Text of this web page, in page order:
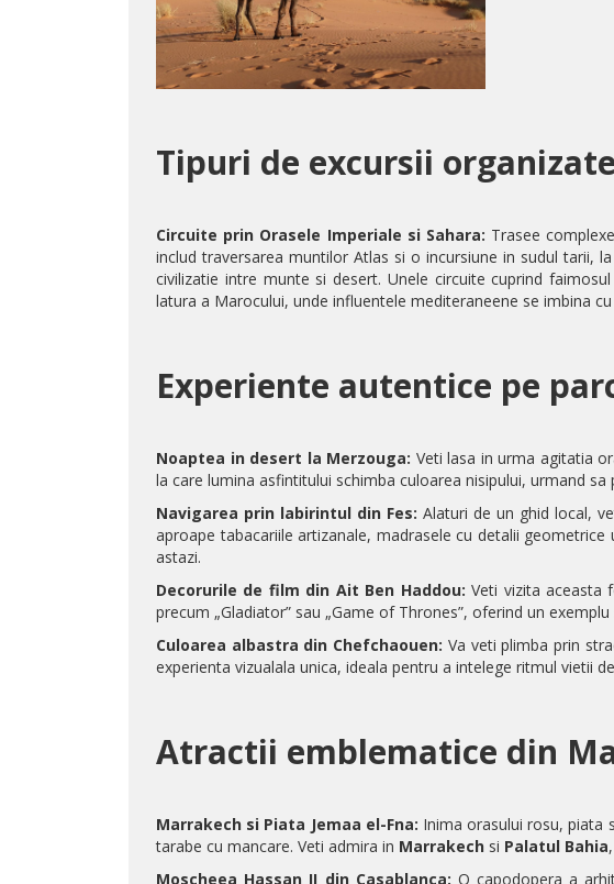
Tipuri de excursii
Circuite prin Orasele Imperiale si Sahara: Trasee
includ traversarea muntilor Atlas si o incursiune in sudul tarii, la
civilizatie intre munte si desert. Unele circuite cuprind
latura a Marocului, unde influentele mediteraneene se imbina
Experiente autentice pe
Noaptea in desert la Merzouga: Veti lasa in urma agitatia
la care lumina asfintitului schimba culoarea nisipului, urmand
Navigarea prin labirintul din Fes: Alaturi de un ghid local,
aproape tabacariile artizanale, madrasele cu detalii geometrice
astazi.
Decorurile de film din Ait Ben Haddou: Veti vizita aceasta
precum „Gladiator” sau „Game of Thrones”, oferind un
Culoarea albastra din Chefchaouen: Va veti plimba prin
experienta vizualala unica, ideala pentru a intelege ritmul vietii
Atractii emblematice din
Marrakech si Piata Jemaa el-Fna: Inima orasului rosu, piata
tarabe cu mancare. Veti admira in Marrakech si Palatul Bahia
Moscheea Hassan II din Casablanca: O capodopera a